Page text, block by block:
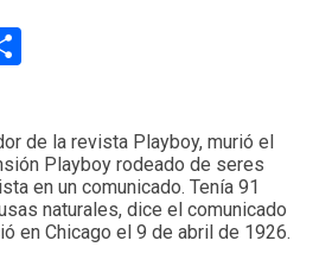
de la revista Playboy, murió el
Playboy rodeado de seres
en un comunicado. Tenía 91
naturales, dice el comunicado
en Chicago el 9 de abril de 1926.